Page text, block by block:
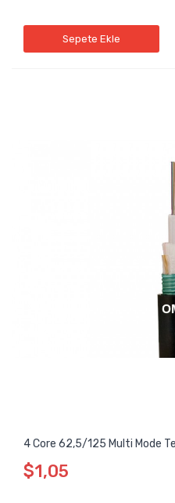
Sepete Ekle
4 Core 62,5/125 Multi Mode
$1,05